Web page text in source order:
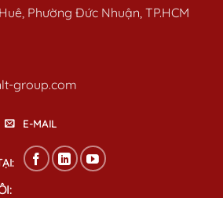
Phường Đức Nhuận, TP.HCM
group.com
E-MAIL